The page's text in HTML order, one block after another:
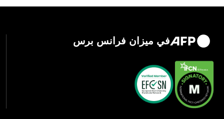
في ميزان فرانس برس